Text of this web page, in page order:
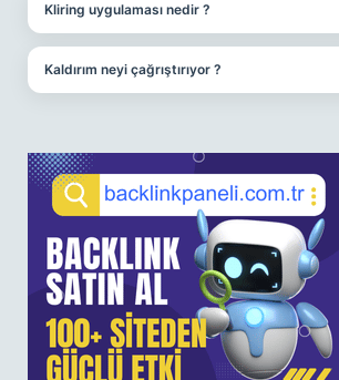
Kliring uygulaması nedir ?
Kaldırım neyi çağrıştırıyor ?